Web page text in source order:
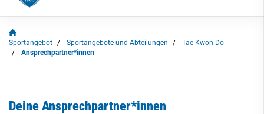
Sportangebot Sportangebote und Abteilungen
Tae Kwon Do
Ansprechpartner*innen
Deine Ansprechpartner*innen